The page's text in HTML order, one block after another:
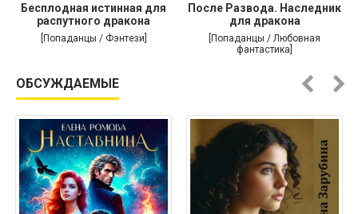
Бесплодная истинная для
распутного дракона
[Попаданцы / Фэнтези]
После Развода. Наследник
для дракона
[Попаданцы / Любовная
фантастика]
ОБСУЖДАЕМЫЕ